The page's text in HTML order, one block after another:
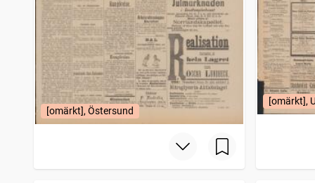
Köpings tidning
träffar
Exekutiva uppgifter
1
träffar
Nora stads och Bergslags tidning
1
träffar
Skaraborgs läns tidning Halfveckoupplagan
träffar
Östergötlands nyheter
1
träffar
Upsalaposten
1
träffar
Karlshamn
träffar
Enköpings tidning (1885)
träffar
1
Stockholms dagblad
1
[omärkt], Östersund
[omärkt],